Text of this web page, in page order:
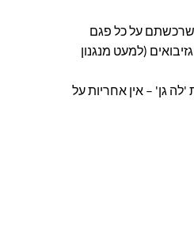
בהתאם למוצר שרכשתם על כל פגם
(למעט מנגנון
גן' – אין אחריות על